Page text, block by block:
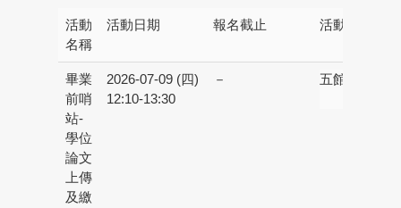
活動
名稱
活動日期 報名截止 活動地點
畢業
前哨
站-
學位
論文
上傳
及繳
2026-07-09 (四)
12:10-13:30
－ 五館校區：